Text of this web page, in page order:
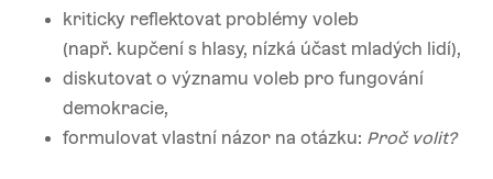
kriticky reflektovat problémy voleb
(např. kupčení s hlasy, nízká účast mladých lidí),
diskutovat o významu voleb pro fungování
demokracie,
formulovat vlastní názor na otázku: Proč volit?